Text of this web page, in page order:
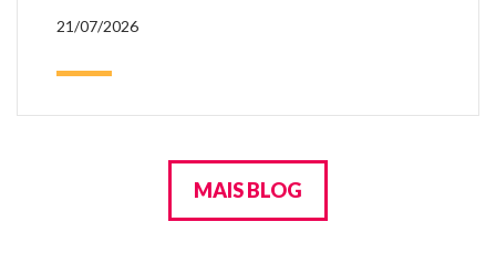
21/07/2026
MAIS BLOG